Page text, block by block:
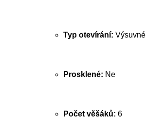
Typ otevírání: Výsuvné
Prosklené: Ne
Počet věšáků: 6